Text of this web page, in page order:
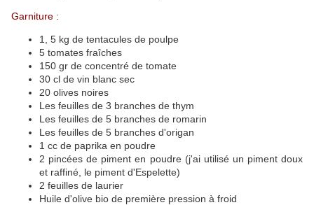
Garniture :
1, 5 kg de tentacules de poulpe
5 tomates fraîches
150 gr de concentré de tomate
30 cl de vin blanc sec
20 olives noires
Les feuilles de 3 branches de thym
Les feuilles de 5 branches de romarin
Les feuilles de 5 branches d'origan
1 cc de paprika en poudre
2 pincées de piment en poudre (j'ai utilisé un piment doux
et raffiné, le piment d'Espelette)
2 feuilles de laurier
Huile d'olive bio de première pression à froid